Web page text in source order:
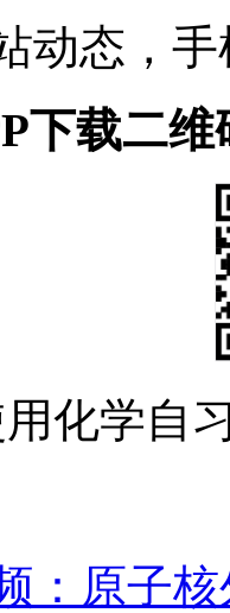
动态，
下载二维
化学自
：原子